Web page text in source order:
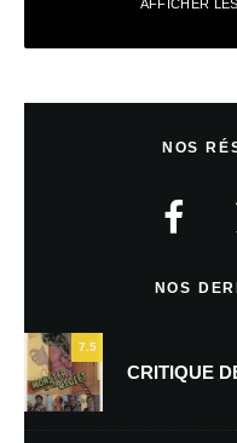
AFFICHER
NOS
NOS
7.5
CRITIQUE